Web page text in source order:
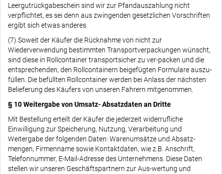
Leergutrückgabeschein sind wir zur Pfandauszahlung nicht
verpflichtet, es sei denn aus zwingenden gesetzlichen Vorschriften
ergibt sich etwas anderes.
(7) Soweit der Käufer die Rücknahme von nicht zur
Wiederverwendung bestimmten Transportverpackungen wünscht,
sind diese in Rollcontainer transportsicher zu ver-packen und die
entsprechenden, den Rollcontainern beigefügten Formulare auszu-
füllen. Die befüllten Rollcontainer werden bei Anlass der nächsten
Belieferung des Käufers von unseren Fahrern mitgenommen.
§ 10 Weitergabe von Umsatz- Absatzdaten an Dritte
Mit Bestellung erteilt der Käufer die jederzeit widerrufliche
Einwilligung zur Speicherung, Nutzung, Verarbeitung und
Weitergabe der folgenden Daten: Warenumsätze und Absatz-
mengen, Firmenname sowie Kontaktdaten, wie z.B. Anschrift,
Telefonnummer, E-Mail-Adresse des Unternehmens. Diese Daten
stellen wir unseren Geschäftspartnern zur Aus-wertung und